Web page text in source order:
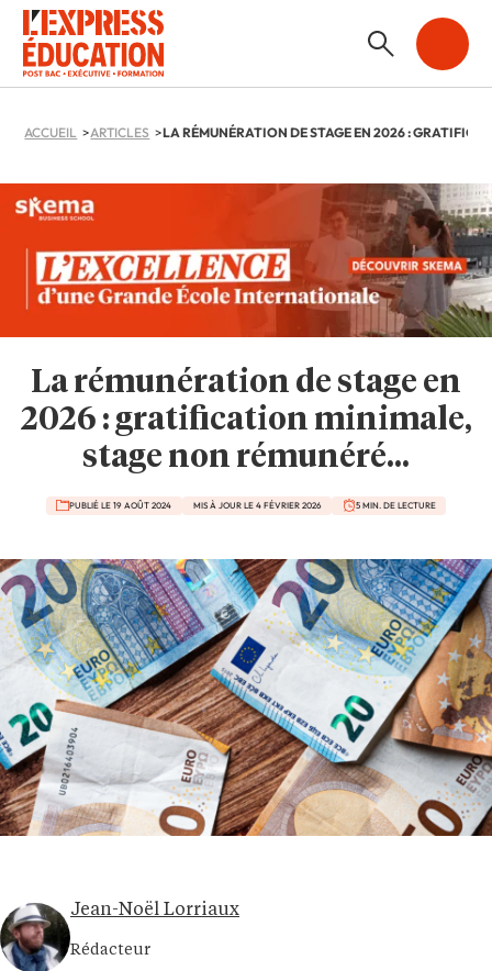
ACCUEIL ARTICLES
La rémunération de stage en
2026 : gratification minimale,
stage non rémunéré…
PUBLIÉ LE 19 AOÛT 2024 MIS À JOUR LE 4 FÉVRIER 2026 5 MIN. DE LECTURE
Jean-Noël Lorriaux
Rédacteur